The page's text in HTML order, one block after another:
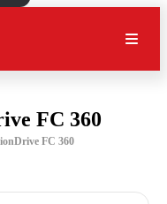
FC 360
FC 360